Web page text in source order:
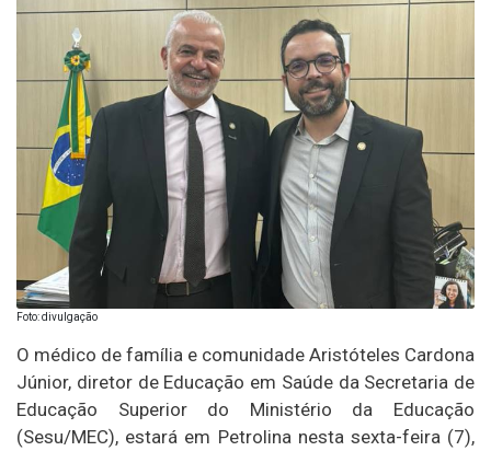
Foto: divulgação
O médico de família e comunidade Aristóteles Cardona
Júnior, diretor de Educação em Saúde da Secretaria de
Educação Superior do Ministério da Educação
(Sesu/MEC), estará em Petrolina nesta sexta-feira (7),